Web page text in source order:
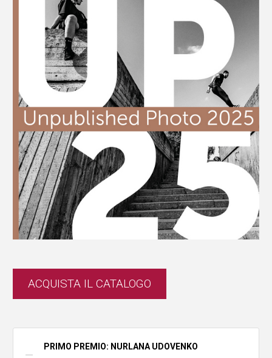
ACQUISTA IL CATALOGO
PRIMO PREMIO: NURLANA UDOVENKO